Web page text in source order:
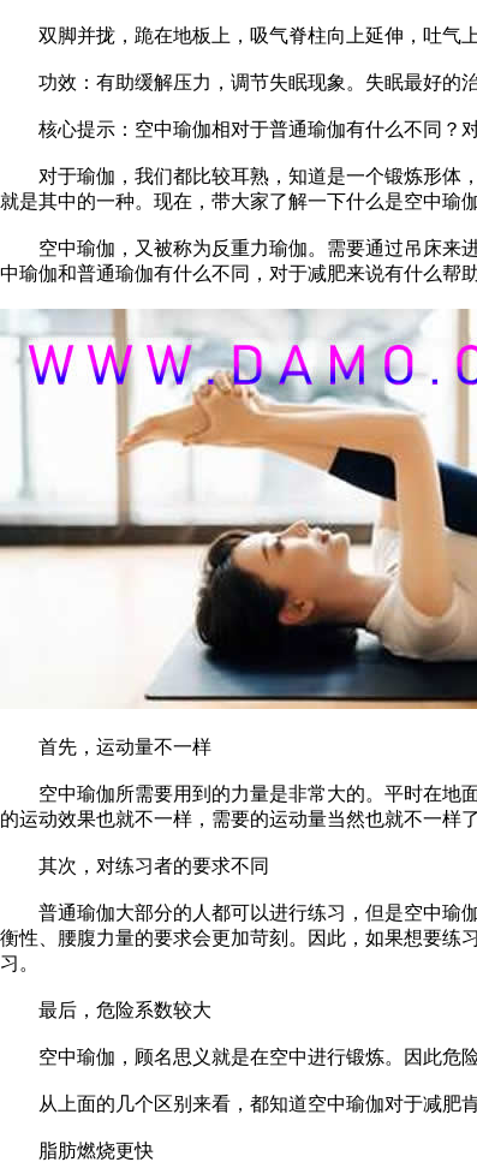
双脚并拢，跪在地板上，吸气脊柱向上延伸，吐气上
功效：有助缓解压力，调节失眠现象。失眠最好的治
核心提示：空中瑜伽相对于普通瑜伽有什么不同？对
对于瑜伽，我们都比较耳熟，知道是一个锻炼形体，
就是其中的一种。现在，带大家了解一下什么是空中瑜伽
空中瑜伽，又被称为反重力瑜伽。需要通过吊床来进
中瑜伽和普通瑜伽有什么不同，对于减肥来说有什么帮
首先，运动量不一样
空中瑜伽所需要用到的力量是非常大的。平时在地面
的运动效果也就不一样，需要的运动量当然也就不一样
其次，对练习者的要求不同
普通瑜伽大部分的人都可以进行练习，但是空中瑜伽
衡性、腰腹力量的要求会更加苛刻。因此，如果想要练
习。
最后，危险系数较大
空中瑜伽，顾名思义就是在空中进行锻炼。因此危险
从上面的几个区别来看，都知道空中瑜伽对于减肥肯
脂肪燃烧更快